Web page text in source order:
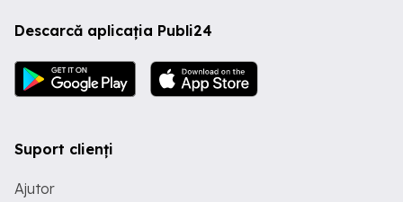
Descarcă aplicația Publi24
Suport clienți
Ajutor